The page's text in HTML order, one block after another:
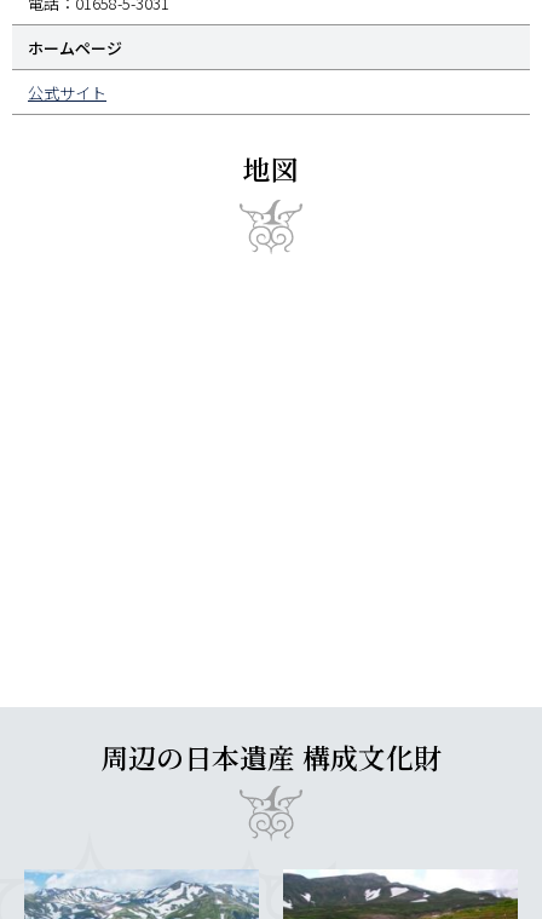
ホームページ
公式サイト
地図
周辺の日本遺産 構成文化財